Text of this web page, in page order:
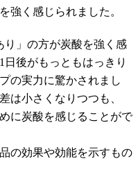
強く感じられました。
り」の方が炭酸を強く感
後がもっともはっきり
の実力に驚かされまし
は小さくなりつつも、
に炭酸を感じることがで
の効果や効能を示すもの